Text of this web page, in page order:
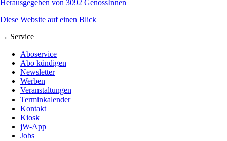
Herausgegeben von 3092 GenossInnen
Diese Website auf einen Blick
→ Service
Aboservice
Abo kündigen
Newsletter
Werben
Veranstaltungen
Terminkalender
Kontakt
Kiosk
jW-App
Jobs